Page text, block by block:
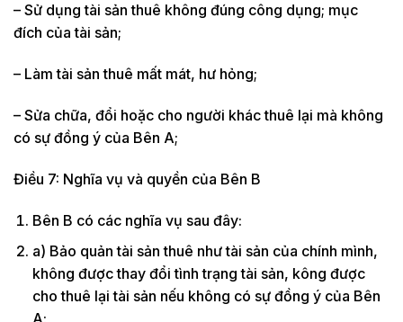
– Sử dụng tài sản thuê không đúng công dụng; mục
đích của tài sản;
– Làm tài sản thuê mất mát, hư hỏng;
– Sửa chữa, đổi hoặc cho người khác thuê lại mà không
có sự đồng ý của Bên A;
Điều 7: Nghĩa vụ và quyền của Bên B
Bên B có các nghĩa vụ sau đây:
a) Bảo quản tài sản thuê như tài sản của chính mình,
không được thay đổi tình trạng tài sản, kông được
cho thuê lại tài sản nếu không có sự đồng ý của Bên